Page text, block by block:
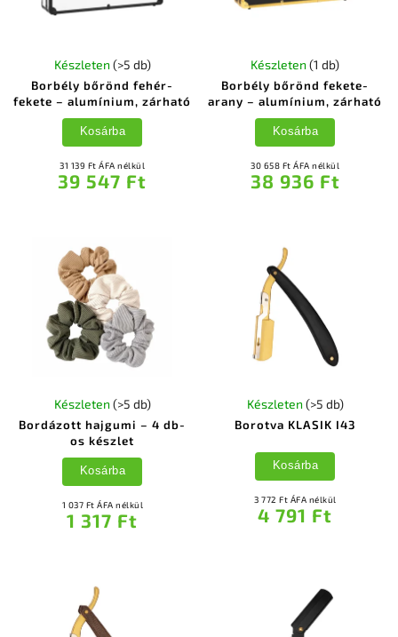
Borbély bőrönd fehér-
fekete – alumínium, zárható
Készleten (>5 db)
31 139 Ft ÁFA nélkül
39 547 Ft
Kosárba
Borbély bőrönd fekete-
arany – alumínium, zárható
Készleten(1 db)
30 658 Ft ÁFA nélkül
38 936 Ft
Kosárba
Bordázott hajgumi – 4 db-
os készlet
Készleten (>5 db)
1 037 Ft ÁFA nélkül
1 317 Ft
Kosárba
Borotva KLASIK I43
Készleten (>5 db)
3 772 Ft ÁFA nélkül
4 791 Ft
Kosárba